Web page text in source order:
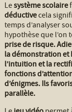
Lesystème scolaire
déductivecela
temps d’analyser
hypothèse que l’on
prise de risque.
la démonstration et
l’intuition et la
fonctions
d’énigmes. Ils
parallèle.